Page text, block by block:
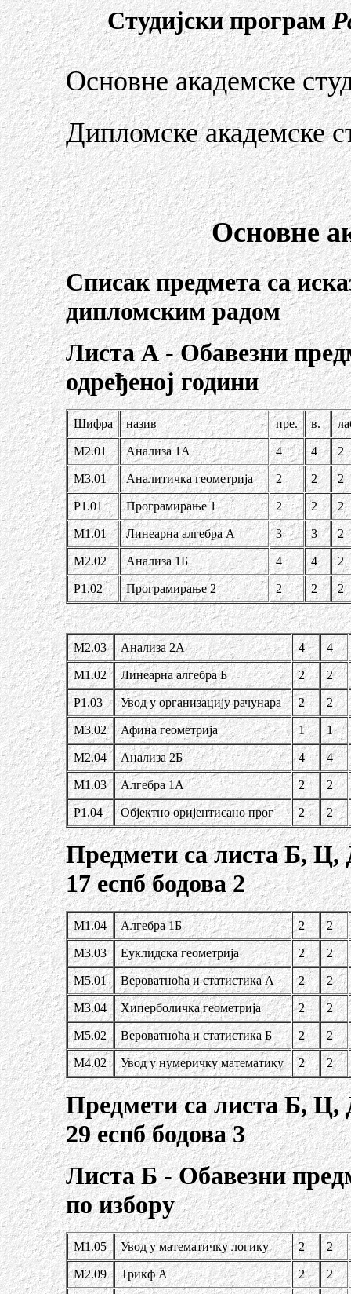
Студијски програм
Основне академске
Дипломске академске
Основне
Списак предмета са
дипломским радом
Листа А - Обавезни
одређеној години
Шифра назив пре. в.
М2.01 Анализа 1А 4 4 2
М3.01 Аналитичка геометрија 2 2 2
Р1.01 Програмирање 1 2 2 2
М1.01 Линеарна алгебра А 3 3 2
М2.02 Анализа 1Б 4 4 2
Р1.02 Програмирање 2 2 2 2
М2.03 Анализа 2А 4 4
М1.02 Линеарна алгебра Б 2 2
Р1.03 Увод у организацију рачунара 2 2
М3.02 Афина геометрија 1 1
М2.04 Анализа 2Б 4 4
М1.03 Алгебра 1А 2 2
Р1.04 Објектно оријентисано прог 2 2
Предмети са листа Б, Ц,
17 еспб бодова 2
М1.04 Алгебра 1Б 2 2
М3.03 Еуклидска геометрија 2 2
М5.01 Вероватноћа и статистика А 2 2
М3.04 Хиперболичка геометрија 2 2
М5.02 Вероватноћа и статистика Б 2 2
М4.02 Увод у нумеричку математику 2 2
Предмети са листа Б, Ц,
29 еспб бодова 3
Листа Б - Обавезни
по избору
М1.05 Увод у математичку логику 2 2
М2.09 Трикф А 2 2